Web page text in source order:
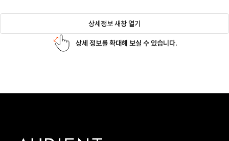
상세정보 새창 열기
상세 정보를 확대해 보실 수 있습니다.